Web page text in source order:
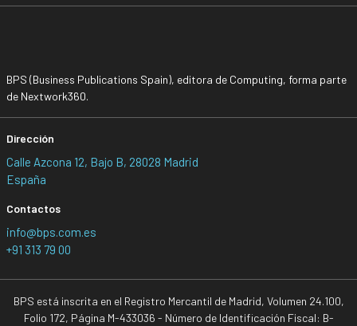
BPS (Business Publications Spain), editora de Computing, forma parte
de Nextwork360.
Dirección
Calle Azcona 12, Bajo B, 28028 Madrid
España
Contactos
info@bps.com.es
+91 313 79 00
BPS está inscrita en el Registro Mercantil de Madrid, Volumen 24.100,
Folio 172, Página M-433036 - Número de Identificación Fiscal: B-